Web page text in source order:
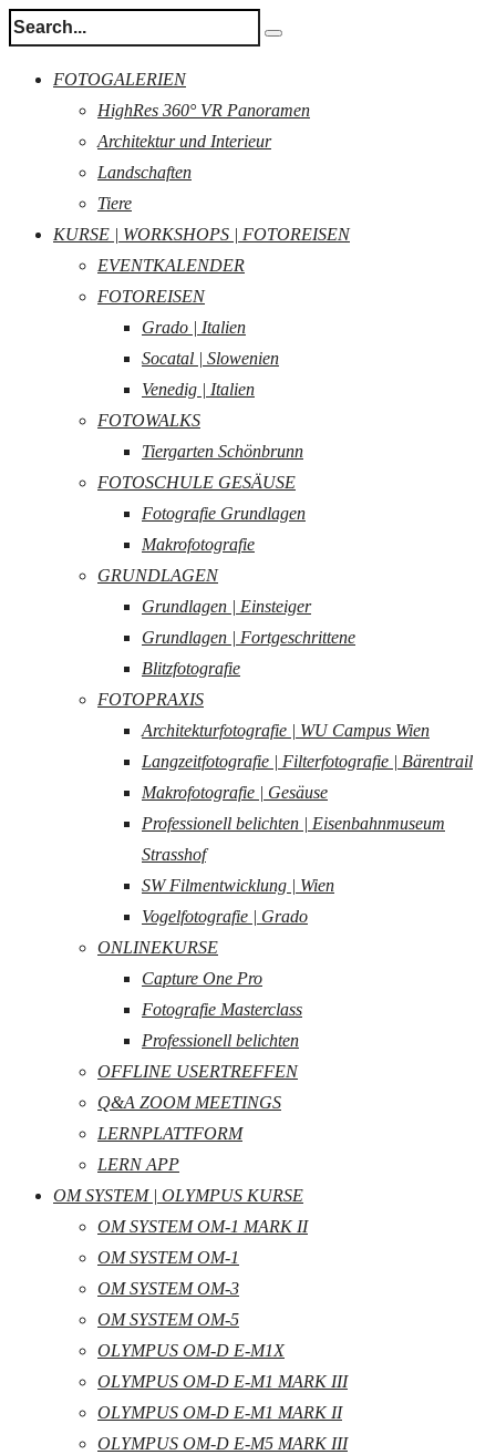
FOTOGALERIEN
HighRes 360° VR Panoramen
Architektur und Interieur
Landschaften
Tiere
KURSE | WORKSHOPS | FOTOREISEN
EVENTKALENDER
FOTOREISEN
Grado | Italien
Socatal | Slowenien
Venedig | Italien
FOTOWALKS
Tiergarten Schönbrunn
FOTOSCHULE GESÄUSE
Fotografie Grundlagen
Makrofotografie
GRUNDLAGEN
Grundlagen | Einsteiger
Grundlagen | Fortgeschrittene
Blitzfotografie
FOTOPRAXIS
Architekturfotografie | WU Campus Wien
Langzeitfotografie | Filterfotografie | Bärentrail
Makrofotografie | Gesäuse
Professionell belichten | Eisenbahnmuseum
Strasshof
SW Filmentwicklung | Wien
Vogelfotografie | Grado
ONLINEKURSE
Capture One Pro
Fotografie Masterclass
Professionell belichten
OFFLINE USERTREFFEN
Q&A ZOOM MEETINGS
LERNPLATTFORM
LERN APP
OM SYSTEM | OLYMPUS KURSE
OM SYSTEM OM-1 MARK II
OM SYSTEM OM-1
OM SYSTEM OM-3
OM SYSTEM OM-5
OLYMPUS OM-D E-M1X
OLYMPUS OM-D E-M1 MARK III
OLYMPUS OM-D E-M1 MARK II
OLYMPUS OM-D E-M5 MARK III